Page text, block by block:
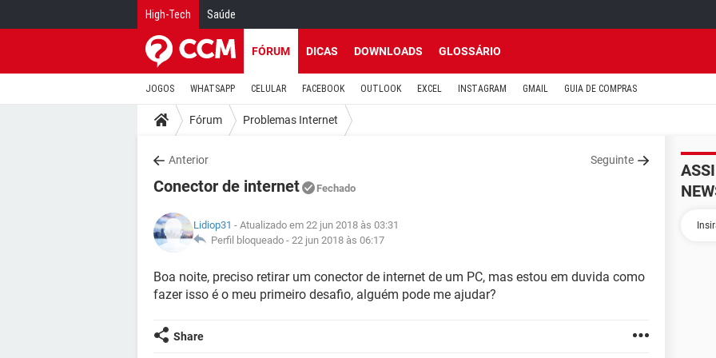
High-Tech Saúde
FÓRUM DICAS DOWNLOADS GLOSSÁRIO
JOGOS WHATSAPP CELULAR FACEBOOK OUTLOOK EXCEL INSTAGRAM GMAIL GUIA DE COMPRAS
Fórum Problemas Internet
Anterior Seguinte
Conector de internet Fechado
Lidiop31 - Atualizado em 22 jun 2018 às 03:31
Perfil bloqueado - 22 jun 2018 às 06:17
Boa noite, preciso retirar um conector de internet de um PC, mas estou em duvida como
fazer isso é o meu primeiro desafio, alguém pode me ajudar?
Share